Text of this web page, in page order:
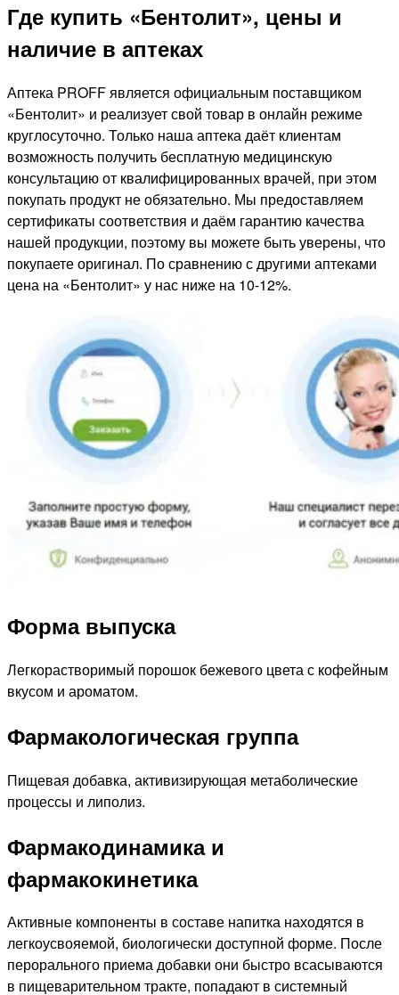
Где купить «Бентолит», цены и
наличие в аптеках
Аптека PROFF является официальным поставщиком
«Бентолит» и реализует свой товар в онлайн режиме
круглосуточно. Только наша аптека даёт клиентам
возможность получить бесплатную медицинскую
консультацию от квалифицированных врачей, при этом
покупать продукт не обязательно. Мы предоставляем
сертификаты соответствия и даём гарантию качества
нашей продукции, поэтому вы можете быть уверены, что
покупаете оригинал. По сравнению с другими аптеками
цена на «Бентолит» у нас ниже на 10-12%.
Форма выпуска
Легкорастворимый порошок бежевого цвета с кофейным
вкусом и ароматом.
Фармакологическая группа
Пищевая добавка, активизирующая метаболические
процессы и липолиз.
Фармакодинамика и
фармакокинетика
Активные компоненты в составе напитка находятся в
легкоусвояемой, биологически доступной форме. После
перорального приема добавки они быстро всасываются
в пищеварительном тракте, попадают в системный